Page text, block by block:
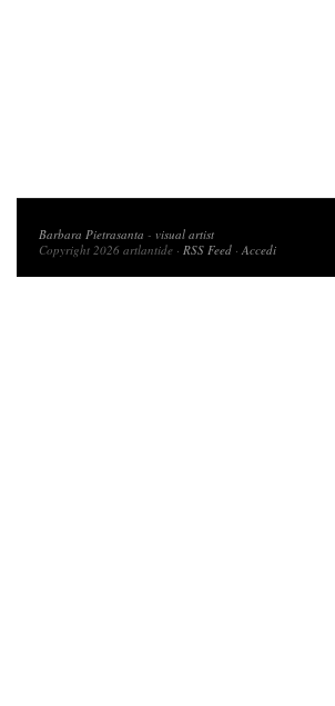
Barbara Pietrasanta - visual artist
Copyright 2026 artlantide · RSS Feed ·Accedi